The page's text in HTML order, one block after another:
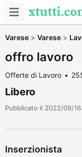
Varese > Varese >
offro lavoro
Offerte di Lavoro
Libero
Pubblicato il 2022/09/
Inserzionista